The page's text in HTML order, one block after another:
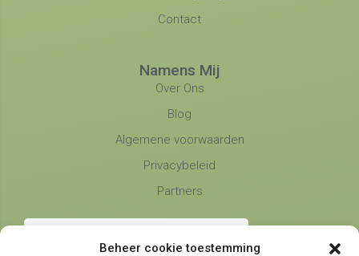
Beheer cookie toestemming
Contact
Namens Mij
Over Ons
Blog
Algemene voorwaarden
Privacybeleid
Partners